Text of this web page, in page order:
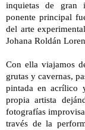
inquietas de gran
ponente principal
del arte
Johana Roldán
Con ella viajamos
grutas y cavernas,
pintada en acrílico
propia artista
fotografías
través de la